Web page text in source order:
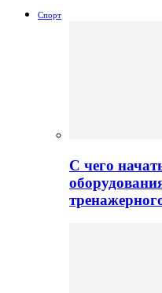
Спорт
С чего